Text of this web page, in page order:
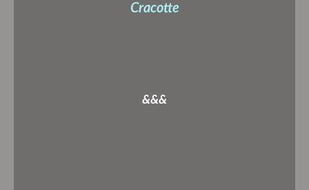
Cracotte
&&&